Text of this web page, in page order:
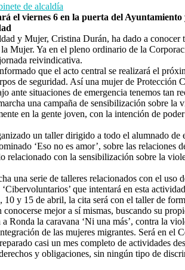
de alcaldía
el viernes 6 en la puerta del
y Mujer, Cristina Durán, ha dado a
Mujer. Ya en el pleno ordinario de la
reivindicativa.
que el acto central se realizará el
de seguridad. Así una mujer de
ante situaciones de emergencia tenemos tan
una campaña de sensibilización sobre
en la gente joven, con la intención de
un taller dirigido a todo el alumnado
‘Eso no es amor’, sobre las
relacionado con la sensibilización sobre la
una serie de talleres relacionados con el
que intentará en esta
y 15 de abril, la cita será con el taller de
conocerse mejor a sí mismas, buscando su
Ronda la caravana ‘Ni una más’, contra la
de las mujeres migrantes. Será en
casi un mes completo de actividades
y obligaciones, sin ningún tipo de